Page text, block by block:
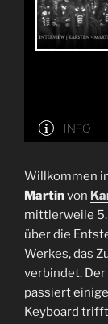
Willkommen
Martinvon
mittlerweile
über die
Werkes, das
verbindet. Der
passiert
Keyboard